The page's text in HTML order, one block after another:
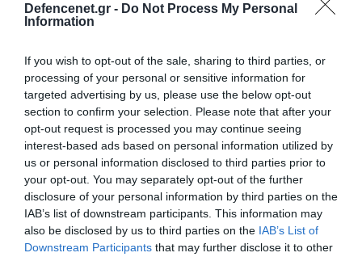
Defencenet.gr - Do Not Process My Personal
Information
If you wish to opt-out of the sale, sharing to third parties, or
processing of your personal or sensitive information for
targeted advertising by us, please use the below opt-out
section to confirm your selection. Please note that after your
opt-out request is processed you may continue seeing
interest-based ads based on personal information utilized by
us or personal information disclosed to third parties prior to
your opt-out. You may separately opt-out of the further
disclosure of your personal information by third parties on the
IAB’s list of downstream participants. This information may
also be disclosed by us to third parties on the IAB’s List of
Downstream Participants that may further disclose it to other
05.08.2026 | 20:02
Αναδιάταξη για τον ρωσικό Στρατό στο
Ντονμπάς με εντολή Πούτιν: Οι αλλαγές στη